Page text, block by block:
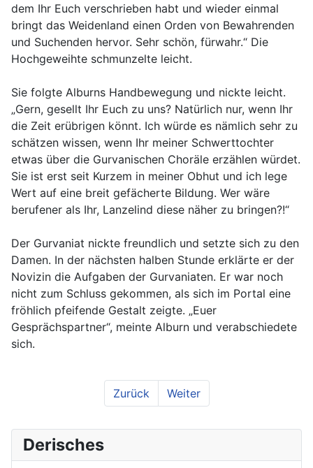
Derisches
dem Ihr Euch verschrieben habt und wieder einmal
bringt das Weidenland einen Orden von Bewahrenden
und Suchenden hervor. Sehr schön, fürwahr.“ Die
Hochgeweihte schmunzelte leicht.
Sie folgte Alburns Handbewegung und nickte leicht.
„Gern, gesellt Ihr Euch zu uns? Natürlich nur, wenn Ihr
die Zeit erübrigen könnt. Ich würde es nämlich sehr zu
schätzen wissen, wenn Ihr meiner Schwerttochter
etwas über die Gurvanischen Choräle erzählen würdet.
Sie ist erst seit Kurzem in meiner Obhut und ich lege
Wert auf eine breit gefächerte Bildung. Wer wäre
berufener als Ihr, Lanzelind diese näher zu bringen?!“
Der Gurvaniat nickte freundlich und setzte sich zu den
Damen. In der nächsten halben Stunde erklärte er der
Novizin die Aufgaben der Gurvaniaten. Er war noch
nicht zum Schluss gekommen, als sich im Portal eine
fröhlich pfeifende Gestalt zeigte. „Euer
Gesprächspartner“, meinte Alburn und verabschiedete
sich.
Zurück Weiter